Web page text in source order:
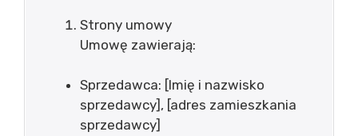
Strony umowy
Umowę zawierają:
Sprzedawca: [Imię i nazwisko
sprzedawcy], [adres zamieszkania
sprzedawcy]